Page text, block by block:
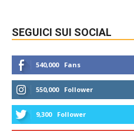
SEGUICI SUI SOCIAL
540,000 Fans
550,000 Follower
9,300 Follower